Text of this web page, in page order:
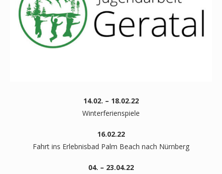
14.02. – 18.02.22
Winterferienspiele
16.02.22
Fahrt ins Erlebnisbad Palm Beach nach Nürnberg
04. – 23.04.22